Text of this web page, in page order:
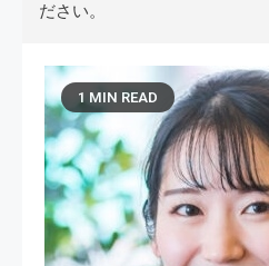
ださい。
1 MIN READ